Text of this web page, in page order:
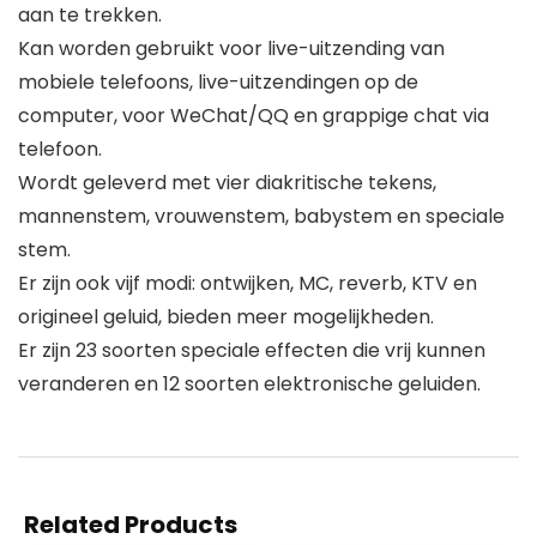
aan te trekken.
Kan worden gebruikt voor live-uitzending van
mobiele telefoons, live-uitzendingen op de
computer, voor WeChat/QQ en grappige chat via
telefoon.
Wordt geleverd met vier diakritische tekens,
mannenstem, vrouwenstem, babystem en speciale
stem.
Er zijn ook vijf modi: ontwijken, MC, reverb, KTV en
origineel geluid, bieden meer mogelijkheden.
Er zijn 23 soorten speciale effecten die vrij kunnen
veranderen en 12 soorten elektronische geluiden.
Related Products